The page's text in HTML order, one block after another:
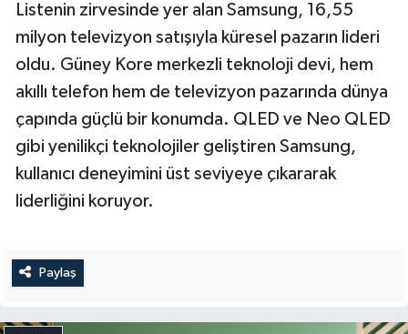
Listenin zirvesinde yer alan Samsung, 16,55
milyon televizyon satışıyla küresel pazarın lideri
oldu. Güney Kore merkezli teknoloji devi, hem
akıllı telefon hem de televizyon pazarında dünya
çapında güçlü bir konumda. QLED ve Neo QLED
gibi yenilikçi teknolojiler geliştiren Samsung,
kullanıcı deneyimini üst seviyeye çıkararak
liderliğini koruyor.
Paylaş